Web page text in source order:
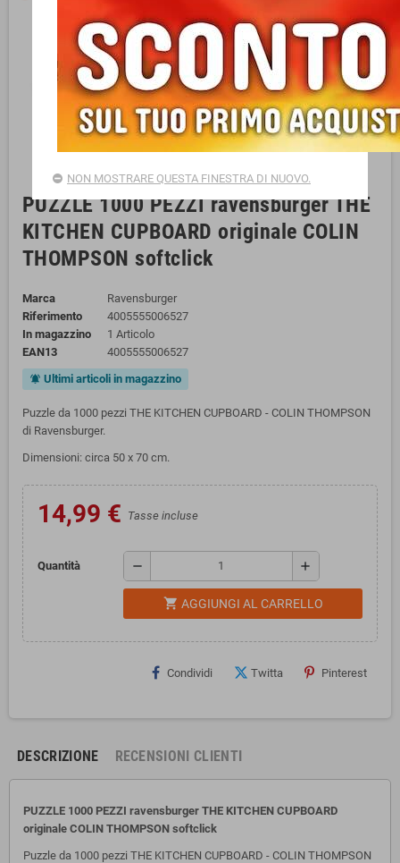
PUZZLE 1000 PEZZI ravensburger THE
KITCHEN CUPBOARD originale COLIN
THOMPSON softclick
Marca
Ravensburger
Riferimento
4005555006527
In magazzino
1 Articolo
EAN13
4005555006527
notifications_active Ultimi articoli in magazzino
Puzzle da 1000 pezzi THE KITCHEN CUPBOARD - COLIN THOMPSON
di Ravensburger.
Dimensioni: circa 50 x 70 cm.
14,99 € Tasse incluse
Quantità remove add
shopping_cart AGGIUNGI AL CARRELLO
Condividi Twitta Pinterest
DESCRIZIONE RECENSIONI CLIENTI
PUZZLE 1000 PEZZI ravensburger THE KITCHEN CUPBOARD
originale COLIN THOMPSON softclick
Puzzle da 1000 pezzi THE KITCHEN CUPBOARD - COLIN THOMPSON
NON MOSTRARE QUESTA FINESTRA DI NUOVO.